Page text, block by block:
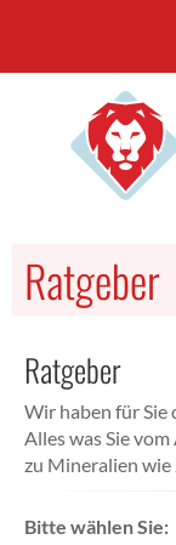
Ratgeber
Ratgeber
Wir haben für Sie
Alles was Sie
zu Mineralien
Bitte wählen Sie: